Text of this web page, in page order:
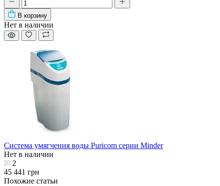
В корзину
Нет в наличии
Система умягчения воды Puricom серии Minder
Нет в наличии
2
45 441 грн
Похожие статьи